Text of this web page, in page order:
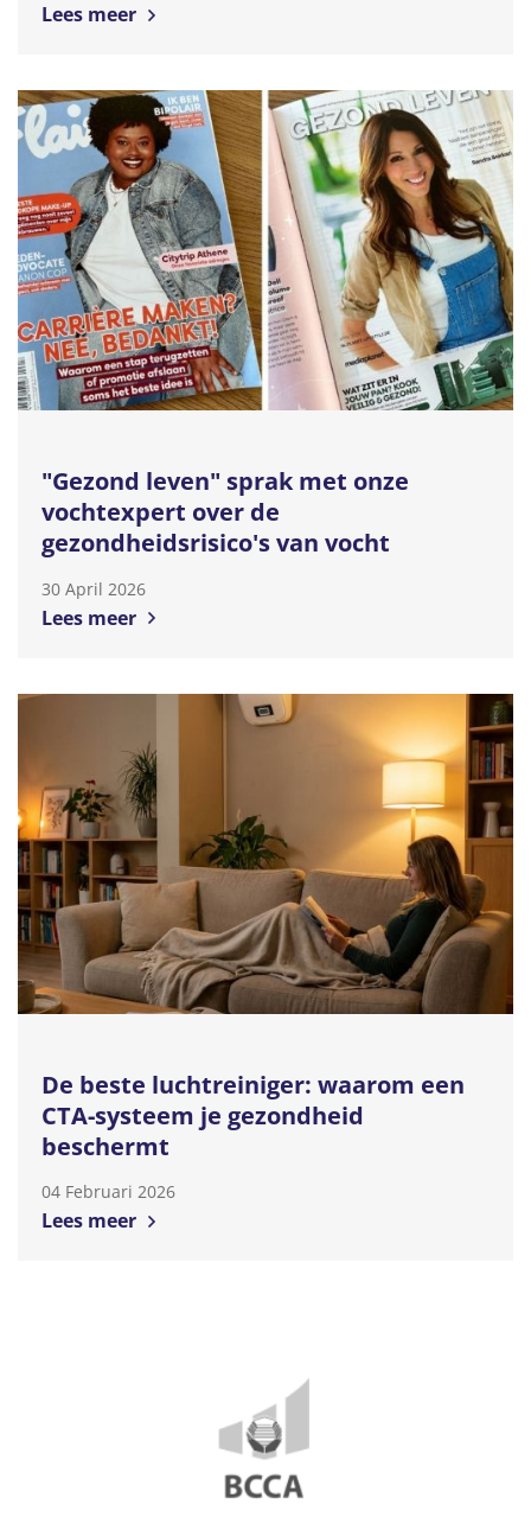
Lees meer
"Gezond leven" sprak met onze
vochtexpert over de
gezondheidsrisico's van vocht
30 April 2026
Lees meer
De beste luchtreiniger: waarom een
CTA-systeem je gezondheid
beschermt
04 Februari 2026
Lees meer